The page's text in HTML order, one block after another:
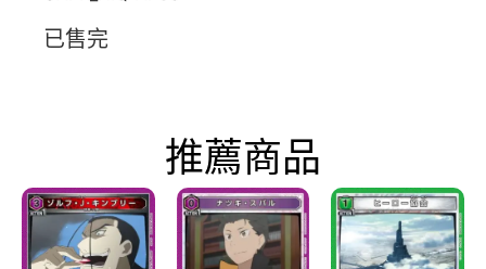
已售完
推薦商品